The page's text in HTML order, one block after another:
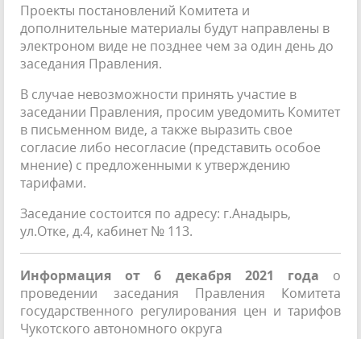
Проекты постановлений Комитета и
дополнительные материалы будут направлены в
электроном виде не позднее чем за один день до
заседания Правления.
В случае невозможности принять участие в
заседании Правления, просим уведомить Комитет
в письменном виде, а также выразить свое
согласие либо несогласие (представить особое
мнение) с предложенными к утверждению
тарифами.
Заседание состоится по адресу: г.Анадырь,
ул.Отке, д.4, кабинет № 113.
Информация от 6 декабря 2021 года о
проведении заседания Правления Комитета
государственного регулирования цен и тарифов
Чукотского автономного округа